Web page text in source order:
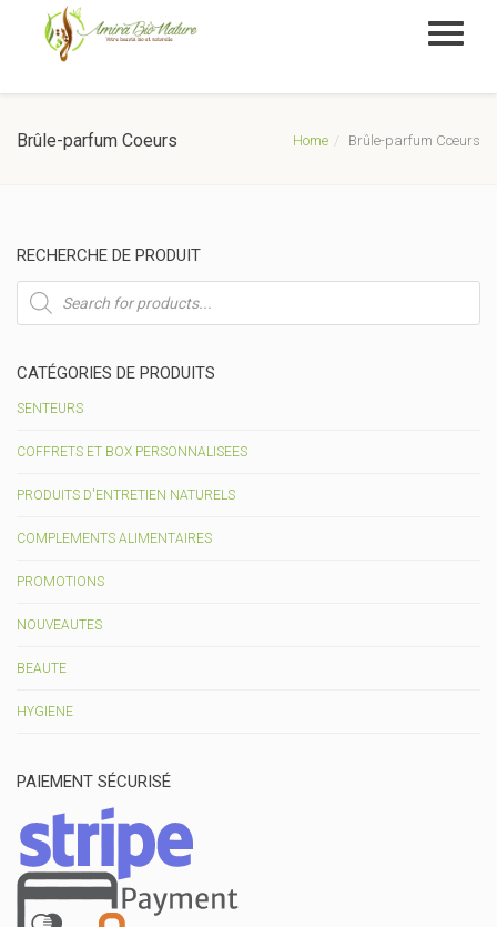
Brûle-parfum Coeurs Home Brûle-parfum Coeurs
RECHERCHE DE PRODUIT
Recherche
de
produits
CATÉGORIES DE PRODUITS
SENTEURS
COFFRETS ET BOX PERSONNALISEES
PRODUITS D'ENTRETIEN NATURELS
COMPLEMENTS ALIMENTAIRES
PROMOTIONS
NOUVEAUTES
BEAUTE
HYGIENE
PAIEMENT SÉCURISÉ